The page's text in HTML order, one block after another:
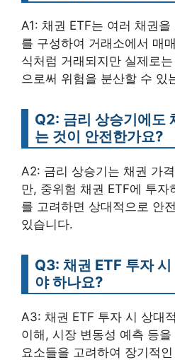
A1: 채권 ETF는 여러 채권
를 구성하여 거래소에서 매
식처럼 거래되지만 실제로
으로써 위험을 분산할 수 있
Q2: 금리 상승기에도
는 것이 안전한가요?
A2: 금리 상승기는 채권 가
만, 중위험 채권 ETF에 투자
를 고려하면 상대적으로 안
있습니다.
Q3: 채권 ETF 투자
야 하나요?
A3: 채권 ETF 투자 시 상대
이해, 시장 변동성 예측 등
요소들을 고려하여 장기적